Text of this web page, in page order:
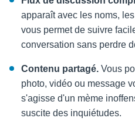
apparaît avec les noms,
vous permet de suivre
conversation sans perdre
Contenu partagé. Vous
photo, vidéo ou message
s'agisse d'un mème
suscite des inquiétudes.